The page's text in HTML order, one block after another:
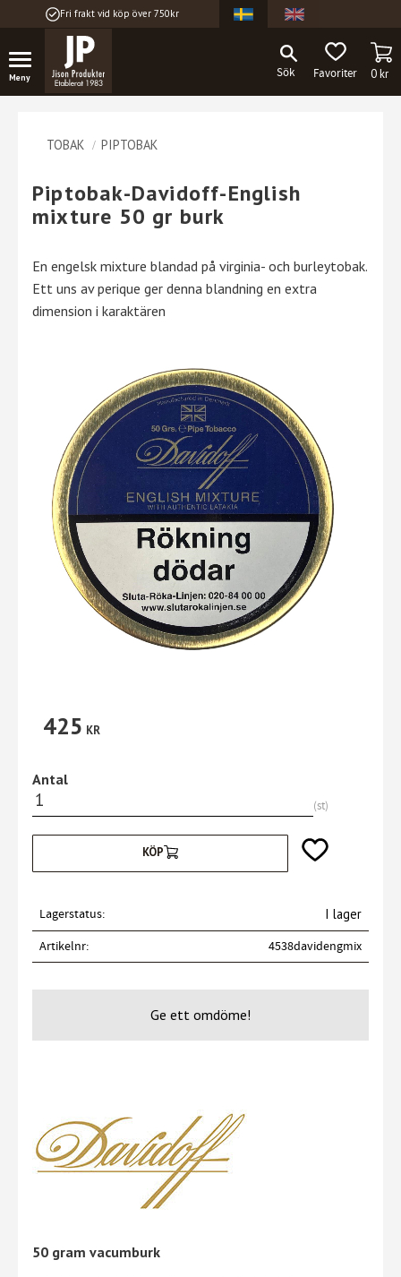
Fri frakt vid köp över 750kr
FAVORITER0kr
TOBAK PIPTOBAK
Piptobak-Davidoff-English
mixture 50 gr burk
En engelsk mixture blandad på virginia- och burleytobak.
Ett uns av perique ger denna blandning en extra
dimension i karaktären
425 KR
Antal
st
KÖP Lägg till i
Lagerstatus
I lager
Artikelnr
4538davidengmix
Ge ett omdöme!
50 gram vacumburk